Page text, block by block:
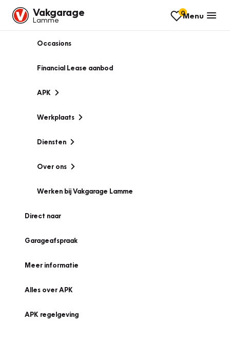
Vakgarage
Lamme
0Menu
Occasions
Financial Lease aanbod
APK
Werkplaats
Diensten
Over ons
Werken bij Vakgarage Lamme
Direct naar
Garageafspraak
Meer informatie
Alles over APK
APK regelgeving